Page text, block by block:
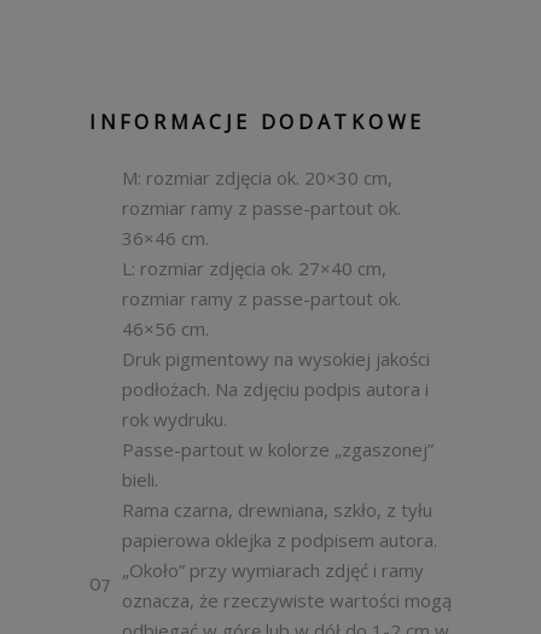
INFORMACJE DODATKOWE
07
M: rozmiar zdjęcia ok. 20×30 cm,
rozmiar ramy z passe-partout ok.
36×46 cm.
L: rozmiar zdjęcia ok. 27×40 cm,
rozmiar ramy z passe-partout ok.
46×56 cm.
Druk pigmentowy na wysokiej jakości
podłożach. Na zdjęciu podpis autora i
rok wydruku.
Passe-partout w kolorze „zgaszonej”
bieli.
Rama czarna, drewniana, szkło, z tyłu
papierowa oklejka z podpisem autora.
„Około” przy wymiarach zdjęć i ramy
oznacza, że rzeczywiste wartości mogą